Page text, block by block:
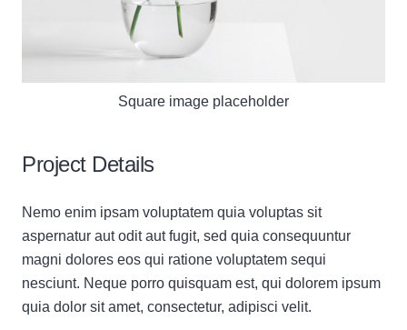
Square image placeholder
Project Details
Nemo enim ipsam voluptatem quia voluptas sit
aspernatur aut odit aut fugit, sed quia consequuntur
magni dolores eos qui ratione voluptatem sequi
nesciunt. Neque porro quisquam est, qui dolorem ipsum
quia dolor sit amet, consectetur, adipisci velit.